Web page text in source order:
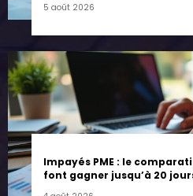
5 août 2026
Impayés PME : le
font gagner jusqu’à 20